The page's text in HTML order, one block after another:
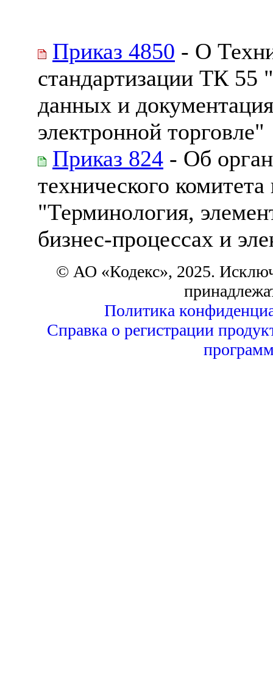
Приказ 4850 - О
стандартизации ТК 55
данных и
электронной торговле"
Приказ 824 - Об
технического
"Терминология,
бизнес-процессах и
© АО «Кодекс», 2025.
Политика
Справка о регистрации